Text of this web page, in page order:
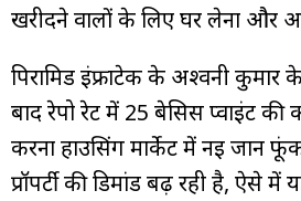
खरीदने वालों के लिए घर लेना और
पिरामिड इंफ्राटेक के अश्वनी कुमार
बाद रेपो रेट में 25 बेसिस प्वाइंट
करना हाउसिंग मार्केट में नई जान
प्रॉपर्टी की डिमांड बढ़ रही है,